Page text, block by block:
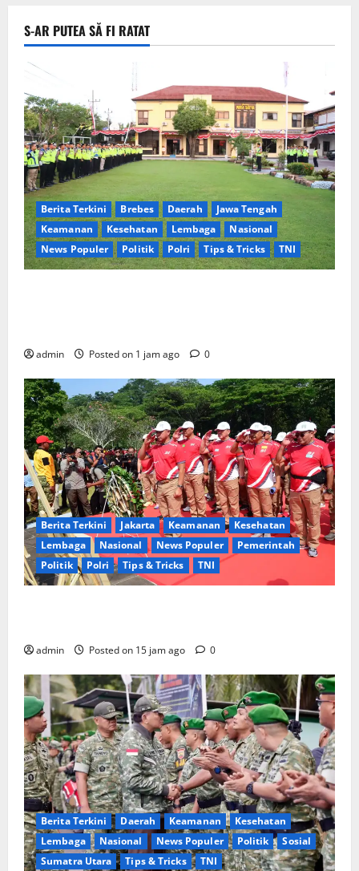
S-AR PUTEA SĂ FI RATAT
Berita Terkini Brebes Daerah
Jawa Tengah
Keamanan
Kesehatan Lembaga
Nasional
News Populer
Politik Polri Tips & Tricks TNI
admin Posted on 1 jam ago 0
Berita Terkini Jakarta Keamanan
Kesehatan
Lembaga
Nasional News Populer
Pemerintah
Politik
Polri Tips & Tricks TNI
admin Posted on 15 jam ago 0
Berita Terkini Daerah Keamanan
Kesehatan
Lembaga
Nasional News Populer Politik
Sosial
Sumatra Utara
Tips & Tricks TNI